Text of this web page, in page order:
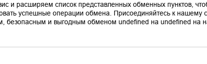
и расширяем список представленных обменных пунктов,
успешные операции обмена. Присоединяйтесь к нашему
безопасным и выгодным обменом undefined на undefined на